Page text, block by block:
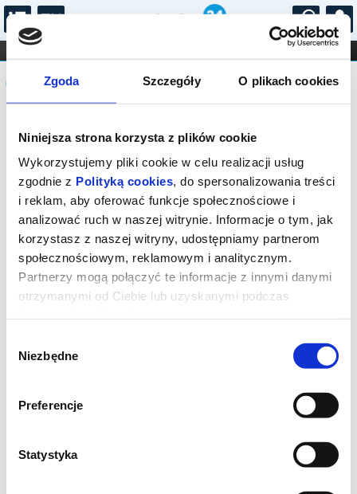
Zgoda Szczegóły O plikach cookies
Niniejsza strona korzysta z plików cookie
Wykorzystujemy pliki cookie w celu realizacji usług
zgodnie z Polityką cookies, do spersonalizowania treści
i reklam, aby oferować funkcje społecznościowe i
analizować ruch w naszej witrynie. Informacje o tym, jak
korzystasz z naszej witryny, udostępniamy partnerom
społecznościowym, reklamowym i analitycznym.
Partnerzy mogą połączyć te informacje z innymi danymi
otrzymanymi od Ciebie lub uzyskanymi podczas
zgody
Niezbędne
Preferencje
Statystyka
...
FILHARMONIA OPERA I BALET
STAND-UP
DLA DZIECI
Komunikat
Sprzedaż biletów on-line na wydarzenie
została zakończona.